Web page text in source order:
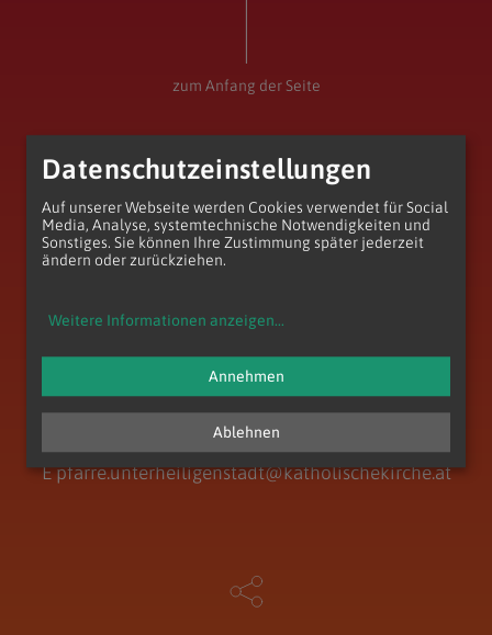
zum Anfang der Seite
Pfarre Unterheiligenstadt
Heiligenstädter Str. 101
1190 Wien
T+43 (1) 368 33 35
Epfarre.unterheiligenstadt@katholischekirche.at
Datenschutzeinstellungen
Auf unserer Webseite werden Cookies verwendet für Social
Media, Analyse, systemtechnische Notwendigkeiten und
Sonstiges. Sie können Ihre Zustimmung später jederzeit
ändern oder zurückziehen.
Weitere Informationen anzeigen...
Ablehnen
Annehmen